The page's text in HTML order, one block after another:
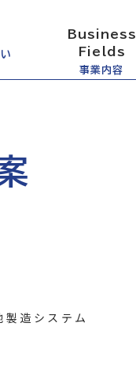
Business
Fields
事業内容
造システム